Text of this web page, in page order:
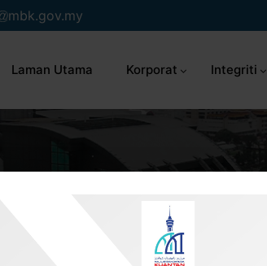
mbk.gov.my
Laman Utama Korporat Integriti